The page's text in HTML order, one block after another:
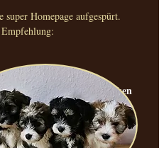
super Homepage aufgespürt.
bitte Foto anklicken